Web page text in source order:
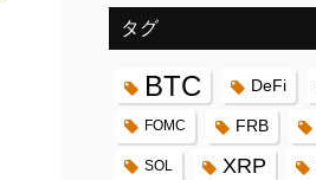
タグ
BTC DeFi
FOMC FRB
SOL XRP